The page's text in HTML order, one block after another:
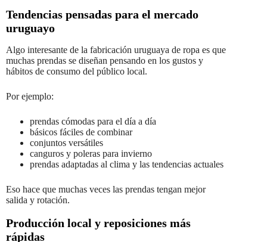
Tendencias pensadas para el mercado
uruguayo
Algo interesante de la fabricación uruguaya de ropa es que
muchas prendas se diseñan pensando en los gustos y
hábitos de consumo del público local.
Por ejemplo:
prendas cómodas para el día a día
básicos fáciles de combinar
conjuntos versátiles
canguros y poleras para invierno
prendas adaptadas al clima y las tendencias actuales
Eso hace que muchas veces las prendas tengan mejor
salida y rotación.
Producción local y reposiciones más
rápidas